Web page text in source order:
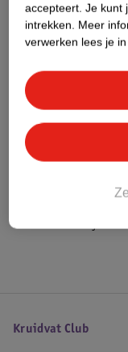
Bestel &
Bekijk ook
Hoe controleren wij de
Kruidvat Club
accepteert. Je kunt
intrekken. Meer
verwerken lees je